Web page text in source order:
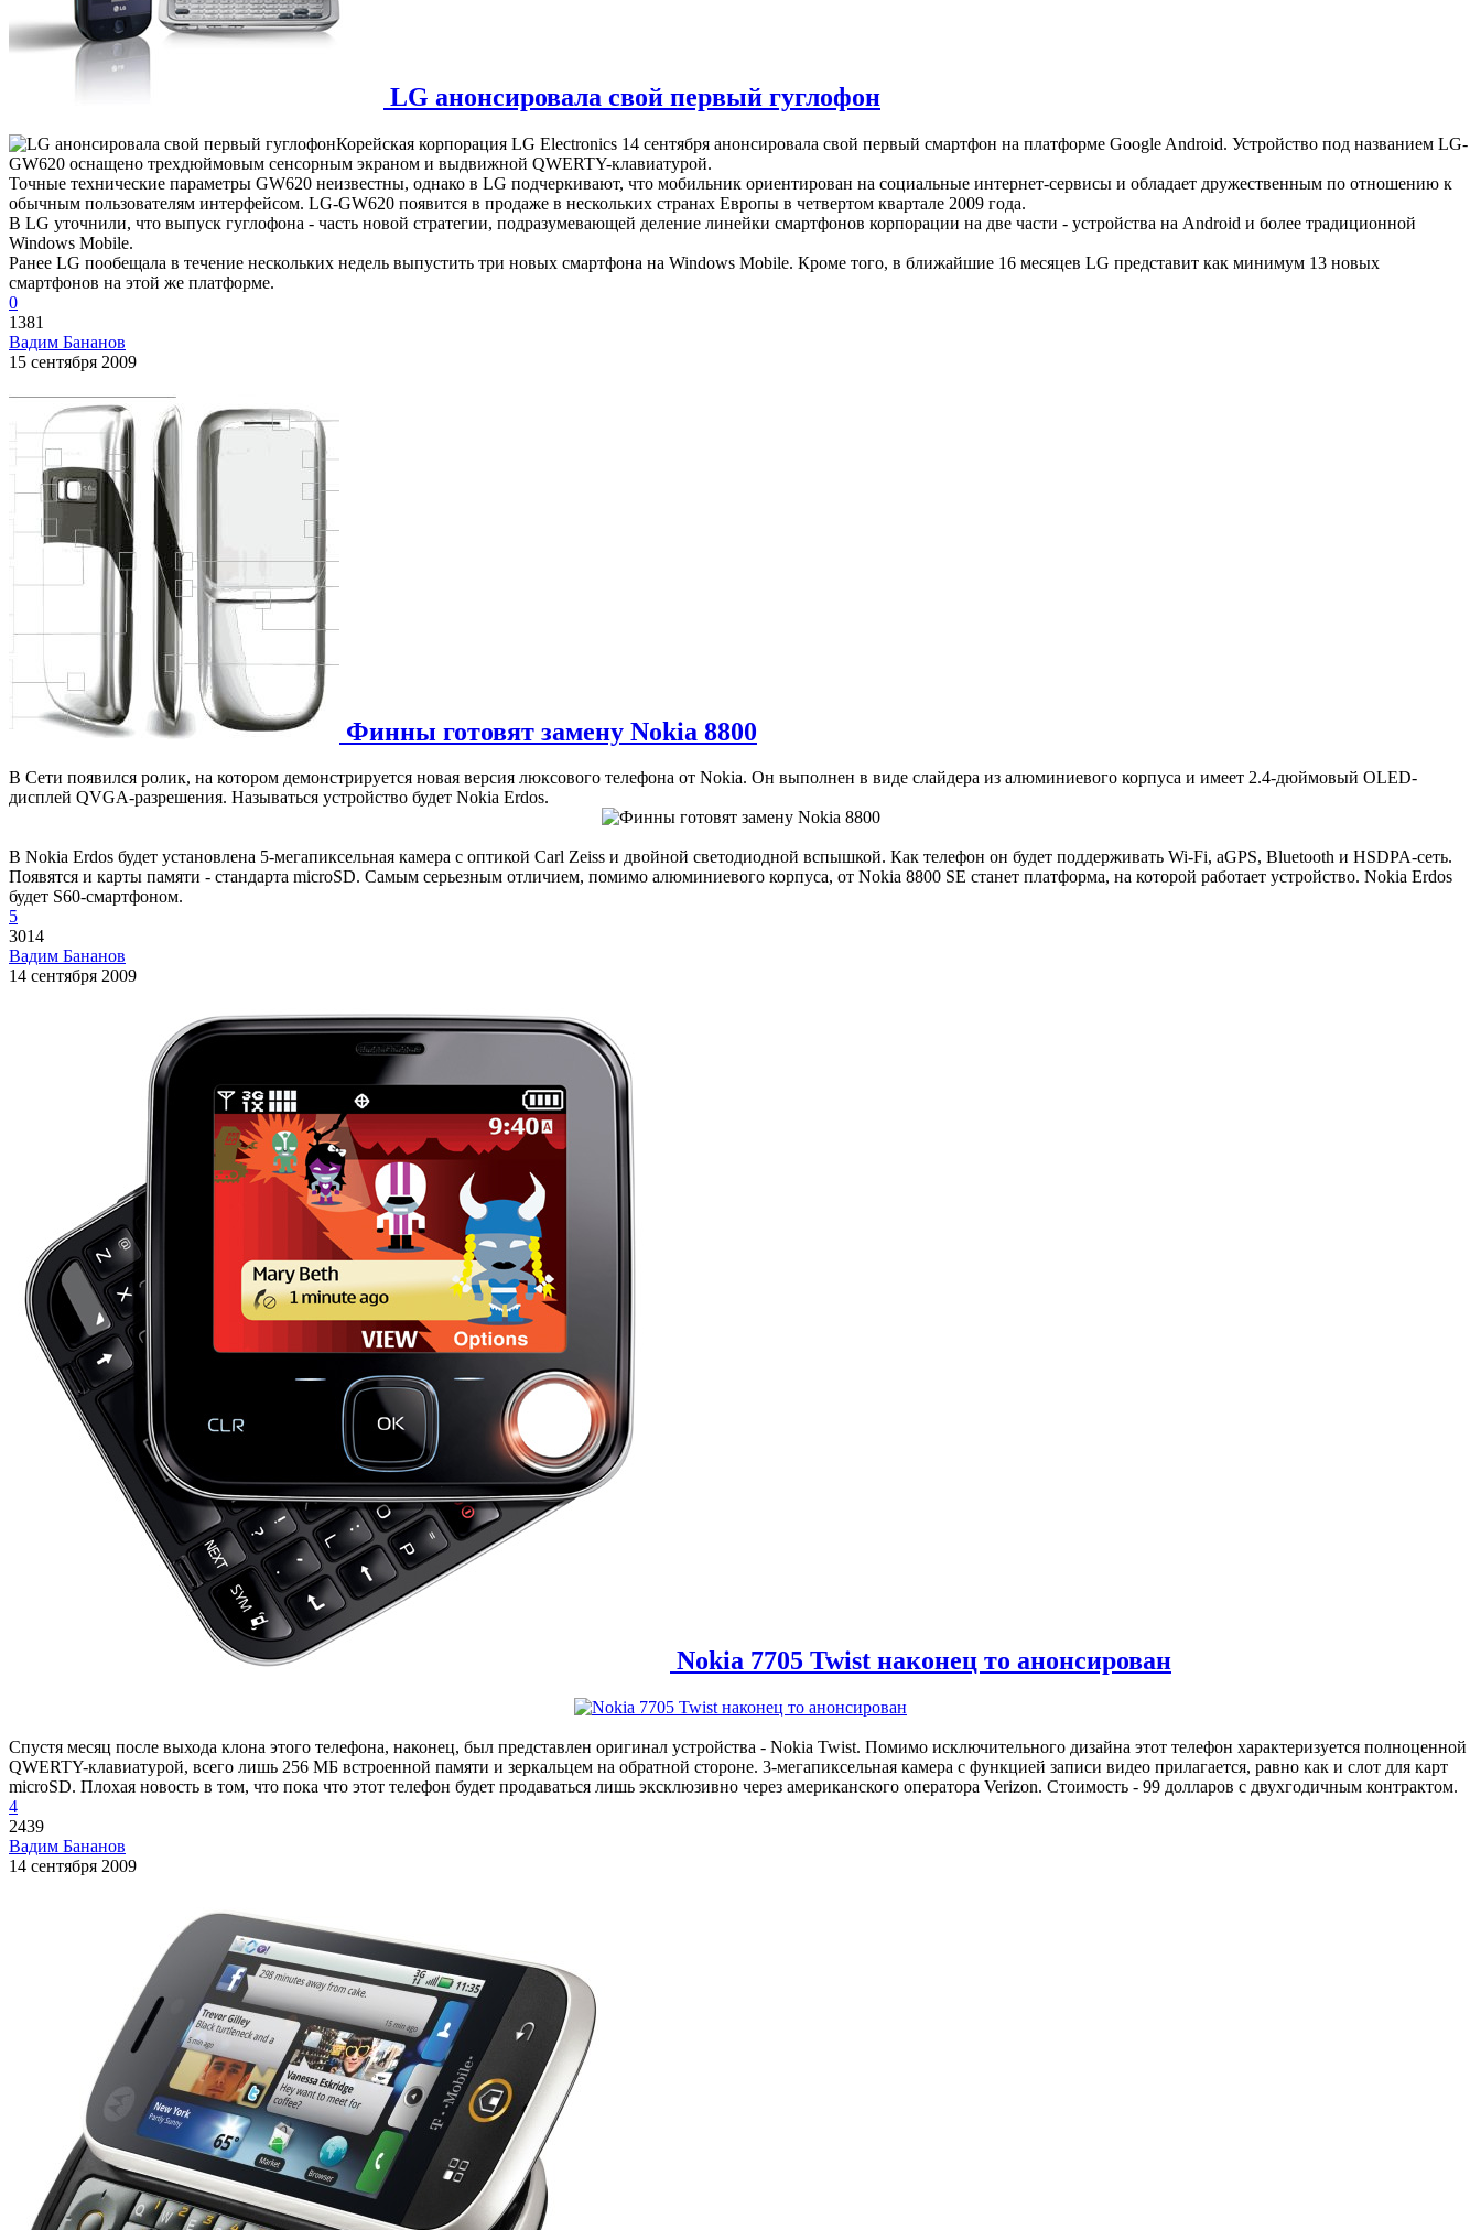
LG анонсировала свой первый гуглофон
Корейская корпорация LG Electronics 14 сентября анонсировала свой первый смартфон на платформе Google Android. Устройство под названием LG-
GW620 оснащено трехдюймовым сенсорным экраном и выдвижной QWERTY-клавиатурой.
Точные технические параметры GW620 неизвестны, однако в LG подчеркивают, что мобильник ориентирован на социальные интернет-сервисы и обладает дружественным по отношению к
обычным пользователям интерфейсом. LG-GW620 появится в продаже в нескольких странах Европы в четвертом квартале 2009 года.
В LG уточнили, что выпуск гуглофона - часть новой стратегии, подразумевающей деление линейки смартфонов корпорации на две части - устройства на Android и более традиционной
Windows Mobile.
Ранее LG пообещала в течение нескольких недель выпустить три новых смартфона на Windows Mobile. Кроме того, в ближайшие 16 месяцев LG представит как минимум 13 новых
смартфонов на этой же платформе.
0
1381
Вадим Бананов
15 сентября 2009
Финны готовят замену Nokia 8800
В Сети появился ролик, на котором демонстрируется новая версия люксового телефона от Nokia. Он выполнен в виде слайдера из алюминиевого корпуса и имеет 2.4-дюймовый OLED-
дисплей QVGA-разрешения. Называться устройство будет Nokia Erdos.
В Nokia Erdos будет установлена 5-мегапиксельная камера с оптикой Carl Zeiss и двойной светодиодной вспышкой. Как телефон он будет поддерживать Wi-Fi, aGPS, Bluetooth и HSDPA-сеть.
Появятся и карты памяти - стандарта microSD. Самым серьезным отличием, помимо алюминиевого корпуса, от Nokia 8800 SE станет платформа, на которой работает устройство. Nokia Erdos
будет S60-смартфоном.
5
3014
Вадим Бананов
14 сентября 2009
Nokia 7705 Twist наконец то анонсирован
Спустя месяц после выхода клона этого телефона, наконец, был представлен оригинал устройства - Nokia Twist. Помимо исключительного дизайна этот телефон характеризуется полноценной
QWERTY-клавиатурой, всего лишь 256 МБ встроенной памяти и зеркальцем на обратной стороне. 3-мегапиксельная камера с функцией записи видео прилагается, равно как и слот для карт
microSD. Плохая новость в том, что пока что этот телефон будет продаваться лишь эксклюзивно через американского оператора Verizon. Стоимость - 99 долларов с двухгодичным контрактом.
4
2439
Вадим Бананов
14 сентября 2009